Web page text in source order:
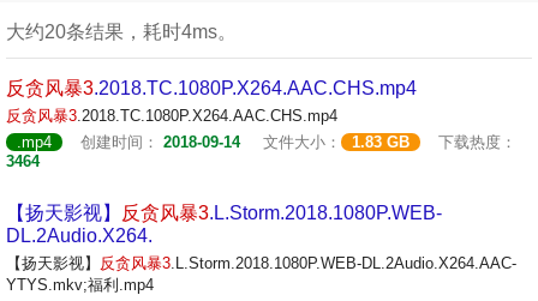
大约20条结果，耗时4ms。
反贪风暴3.2018.TC.1080P.X264.AAC.CHS.mp4
反贪风暴3.2018.TC.1080P.X264.AAC.CHS.mp4
.mp4
创建时间： 2018-09-14 文件大小： 1.83 GB
下载热度：
3464
【扬天影视】 反贪风暴3.L.Storm.2018.1080P.WEB-
DL.2Audio.X264.
【扬天影视】 反贪风暴3.L.Storm.2018.1080P.WEB-DL.2Audio.X264.AAC-
YTYS.mkv;福利.mp4